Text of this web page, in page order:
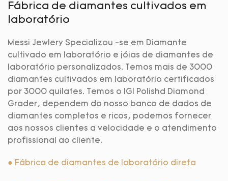
Fábrica de diamantes cultivados em
laboratório
Messi Jewlery Specializou -se em Diamante
cultivado em laboratório e jóias de diamantes de
laboratório personalizados. Temos mais de 3000
diamantes cultivados em laboratório certificados
por 3000 quilates. Temos o IGI Polishd Diamond
Grader, dependem do nosso banco de dados de
diamantes completos e ricos, podemos fornecer
aos nossos clientes a velocidade e o atendimento
profissional ao cliente.
● Fábrica de diamantes de laboratório direta